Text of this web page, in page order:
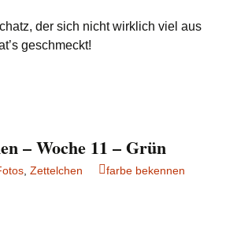
der sich nicht wirklich viel aus
geschmeckt!
– Woche 11 – Grün
Zettelchen farbe bekennen